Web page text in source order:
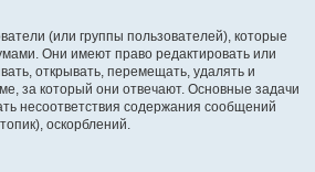
(или группы пользователей), которые
Они имеют право редактировать или
открывать, перемещать, удалять и
за который они отвечают. Основные задачи
несоответствия содержания сообщений
оскорблений.